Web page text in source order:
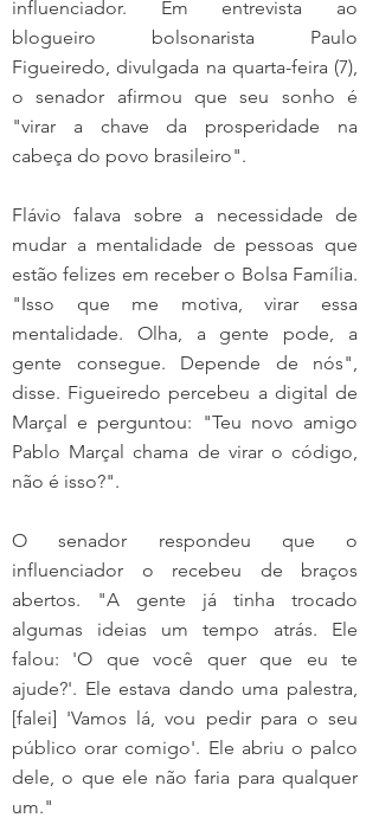
influenciador. Em entrevista ao
blogueiro bolsonarista Paulo
Figueiredo, divulgada na quarta-feira (7),
o senador afirmou que seu sonho é
"virar a chave da prosperidade na
cabeça do povo brasileiro".
Flávio falava sobre a necessidade de
mudar a mentalidade de pessoas que
estão felizes em receber o Bolsa Família.
"Isso que me motiva, virar essa
mentalidade. Olha, a gente pode, a
gente consegue. Depende de nós",
disse. Figueiredo percebeu a digital de
Marçal e perguntou: "Teu novo amigo
Pablo Marçal chama de virar o código,
não é isso?".
O senador respondeu que o
influenciador o recebeu de braços
abertos. "A gente já tinha trocado
algumas ideias um tempo atrás. Ele
falou: 'O que você quer que eu te
ajude?'. Ele estava dando uma palestra,
[falei] 'Vamos lá, vou pedir para o seu
público orar comigo'. Ele abriu o palco
dele, o que ele não faria para qualquer
um."